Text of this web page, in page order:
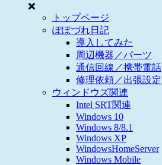
トップページ
ぽぽづれ日記
導入してみた
周辺機器／パーツ
通信回線／携帯電話
修理依頼／出張設定
ウィンドウズ関連
Intel SRT関連
Windows 10
Windows 8/8.1
Windows XP
WindowsHomeServer
Windows Mobile